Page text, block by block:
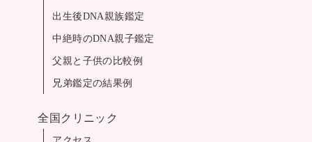
出生後DNA親族鑑定
中絶時のDNA親子鑑定
父親と子供の比較例
兄弟鑑定の結果例
全国クリニック